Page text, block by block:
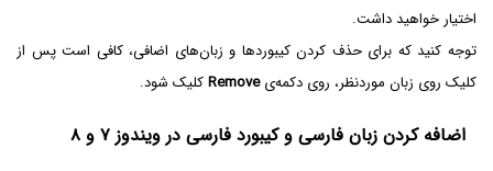
اختیار خواهید داشت.
توجه کنید که برای حذف کردن کیبوردها و زبان‌های اضافی، کافی است پس از
کلیک روی زبان موردنظر، روی دکمه‌یRemoveکلیک شود.
اضافه کردن زبان فارسی و کیبورد فارسی در ویندوز ۷ و ۸